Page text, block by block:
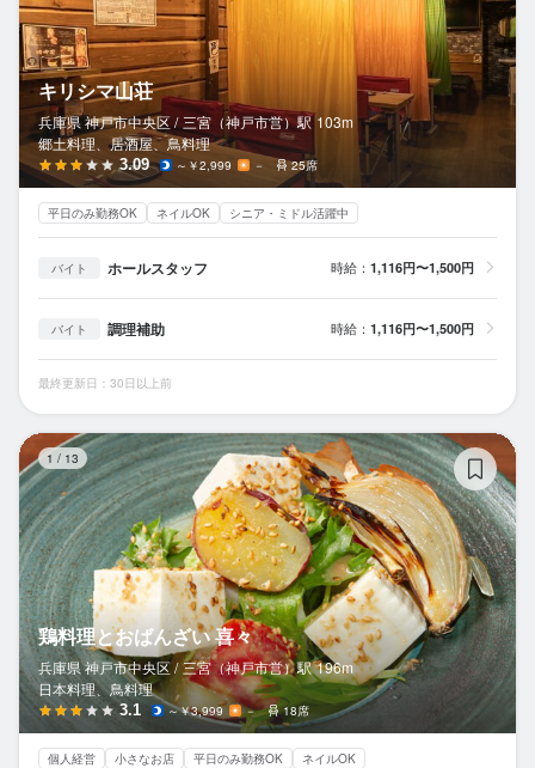
キリシマ山荘
兵庫県 神戸市中央区 / 三宮（神戸市営）駅 103m
郷土料理、居酒屋、鳥料理
3.09 ～￥2,999 － 25席
平日のみ勤務OK ネイルOK シニア・ミドル活躍中
バイト ホールスタッフ 時給： 1,116円〜1,500円
バイト 調理補助 時給： 1,116円〜1,500円
最終更新日：30日以上前
1 / 13
鶏料理とおばんざい 喜々
兵庫県 神戸市中央区 / 三宮（神戸市営）駅 196m
日本料理、鳥料理
3.1 ～￥3,999 － 18席
個人経営 小さなお店 平日のみ勤務OK
ネイルOK